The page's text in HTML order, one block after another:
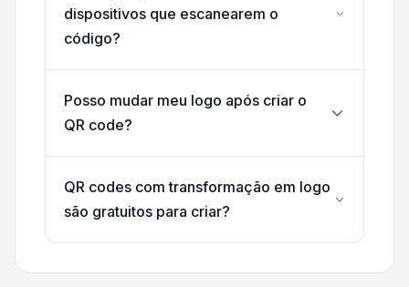
dispositivos que escanearem o
código?
Posso mudar meu logo após criar o
QR code?
QR codes com transformação em logo
são gratuitos para criar?